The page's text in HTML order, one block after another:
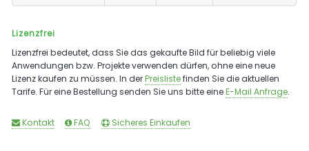
Lizenzfrei
Lizenzfrei bedeutet, dass Sie das gekaufte Bild für beliebig viele
Anwendungen bzw. Projekte verwenden dürfen, ohne eine neue
Lizenz kaufen zu müssen. In derPreislistefinden Sie die aktuellen
Tarife. Für eine Bestellung senden Sie uns bitte eineE-Mail Anfrage.
Kontakt FAQ Sicheres Einkaufen